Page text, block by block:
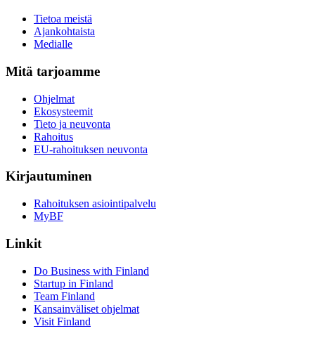
Tietoa meistä
Ajankohtaista
Medialle
Mitä tarjoamme
Ohjelmat
Ekosysteemit
Tieto ja neuvonta
Rahoitus
EU-rahoituksen neuvonta
Kirjautuminen
Rahoituksen asiointipalvelu
MyBF
Linkit
Do Business with Finland
Startup in Finland
Team Finland
Kansainväliset ohjelmat
Visit Finland